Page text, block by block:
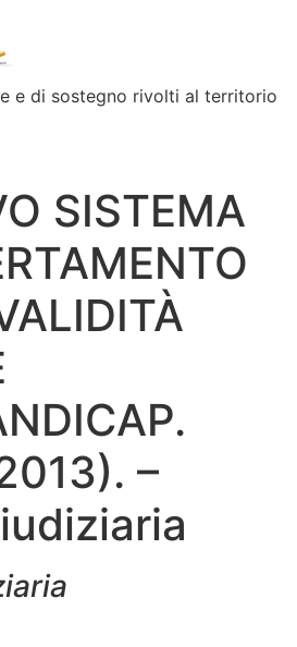
e di sostegno rivolti al territorio
SISTEMA
–